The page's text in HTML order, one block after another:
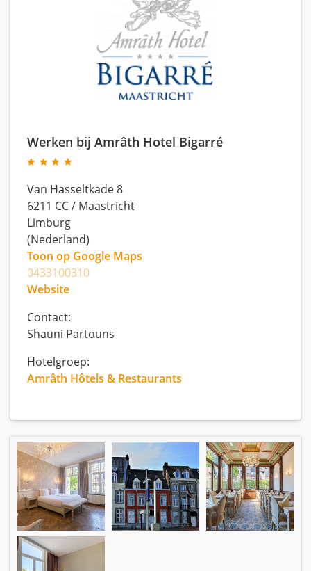
Werken bij Amrâth Hotel Bigarré
Van Hasseltkade 8
6211 CC/ Maastricht
Limburg
(Nederland)
Toon op Google Maps
0433100310
Website
Contact:
Shauni Partouns
Hotelgroep:
Amrâth Hôtels & Restaurants